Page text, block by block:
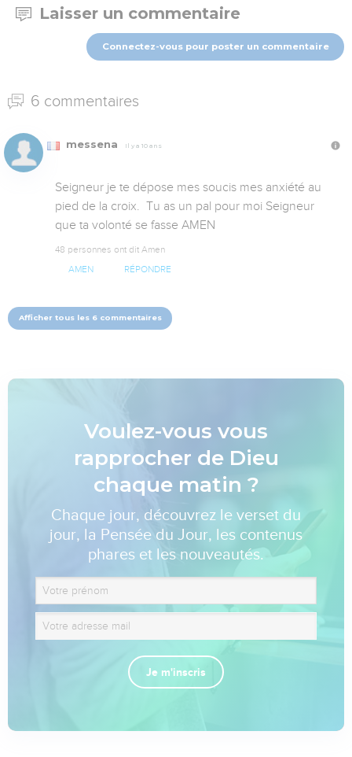
Laisser un commentaire
Connectez-vous pour poster un commentaire
6 commentaires
messena Il y a 10 ans
Seigneur je te dépose mes soucis mes anxiété au
pied de la croix.  Tu as un pal pour moi Seigneur
que ta volonté se fasse AMEN
48 personnes ont dit Amen
AMEN RÉPONDRE
Afficher tous les 6 commentaires
Voulez-vous vous
rapprocher de Dieu
chaque matin ?
Chaque jour, découvrez le verset du
jour, la Pensée du Jour, les contenus
phares et les nouveautés.
Je m'inscris